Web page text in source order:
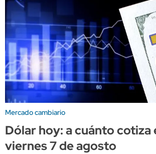
Mercado cambiario
Dólar hoy: a cuánto cotiza
viernes 7 de agosto